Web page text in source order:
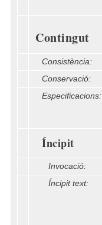
Contingut
Consistència:
Conservació:
Especificacions:
Íncipit
Invocació:
Íncipit text: